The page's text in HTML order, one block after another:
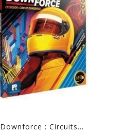
Downforce : Circuits...